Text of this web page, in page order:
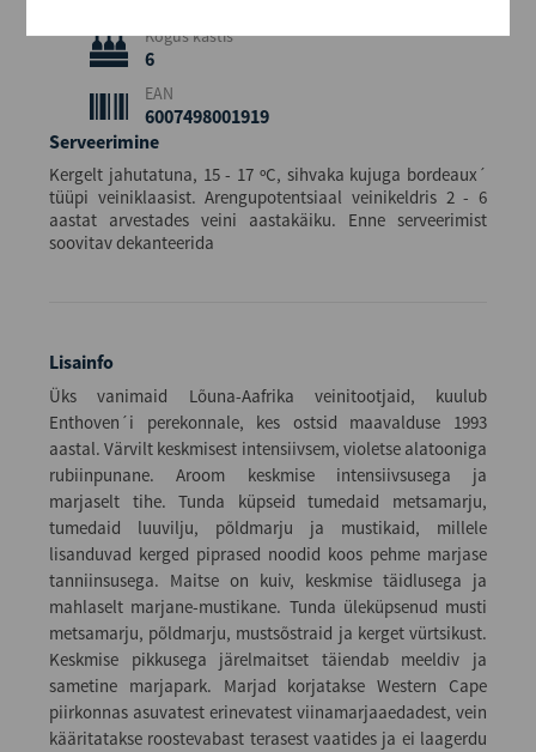
Kogus kastis
6
EAN
6007498001919
Serveerimine
Kergelt jahutatuna, 15 - 17 ºC, sihvaka kujuga bordeaux´
tüüpi veiniklaasist. Arengupotentsiaal veinikeldris 2 - 6
aastat arvestades veini aastakäiku. Enne serveerimist
soovitav dekanteerida
Lisainfo
Üks vanimaid Lõuna-Aafrika veinitootjaid, kuulub
Enthoven´i perekonnale, kes ostsid maavalduse 1993
aastal. Värvilt keskmisest intensiivsem, violetse alatooniga
rubiinpunane. Aroom keskmise intensiivsusega ja
marjaselt tihe. Tunda küpseid tumedaid metsamarju,
tumedaid luuvilju, põldmarju ja mustikaid, millele
lisanduvad kerged piprased noodid koos pehme marjase
tanniinsusega. Maitse on kuiv, keskmise täidlusega ja
mahlaselt marjane-mustikane. Tunda üleküpsenud musti
metsamarju, põldmarju, mustsõstraid ja kerget vürtsikust.
Keskmise pikkusega järelmaitset täiendab meeldiv ja
sametine marjapark. Marjad korjatakse Western Cape
piirkonnas asuvatest erinevatest viinamarjaaedadest, vein
kääritatakse roostevabast terasest vaatides ja ei laagerdu